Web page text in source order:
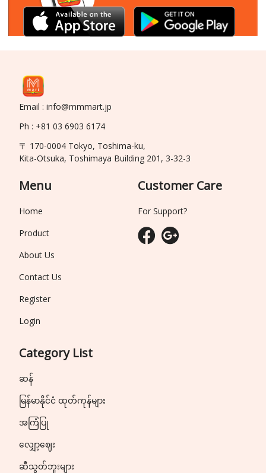
Email : info@mmmart.jp
Ph : +81 03 6903 6174
〒 170-0004 Tokyo, Toshima-ku,
Kita-Otsuka, Toshimaya Building 201, 3-32-3
Menu
Home
Product
About Us
Contact Us
Register
Login
Category List
ဆန်
မြန်မာနိုင်ငံ ထုတ်ကုန်များ
အကြံပြု
လျှော့ဈေး
ဆီသွတ်ဘူးများ
Customer Care
For Support?